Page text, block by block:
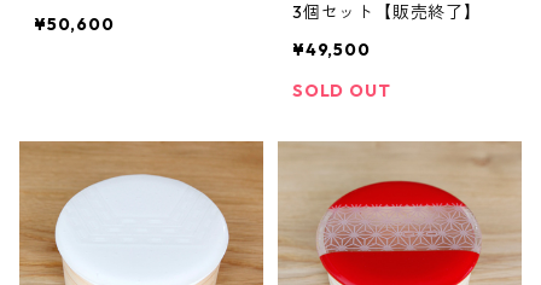
¥50,600
3個セット【販売終了】
¥49,500
SOLD OUT